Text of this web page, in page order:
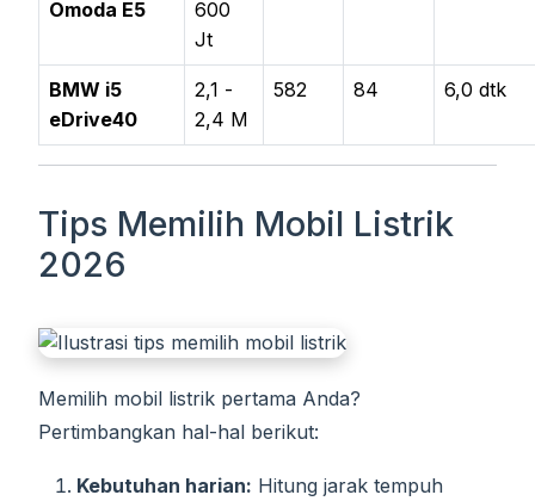
Omoda E5
600
Jt
BMW i5
eDrive40
2,1 -
2,4 M
582 84 6,0 dtk
Tips Memilih Mobil Listrik
2026
Memilih mobil listrik pertama Anda?
Pertimbangkan hal-hal berikut:
Kebutuhan harian: Hitung jarak tempuh